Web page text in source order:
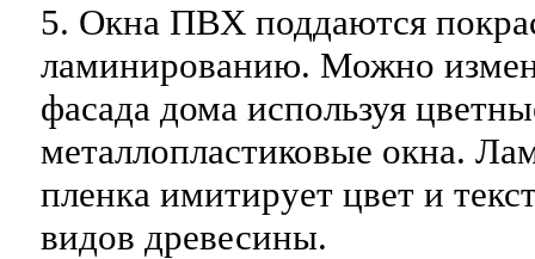
5. Окна ПВХ поддаются
ламинированию. Можно
фасада дома используя
металлопластиковые окна.
пленка имитирует цвет и
видов древесины.